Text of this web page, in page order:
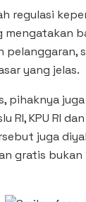
regulasi
mengatakan
pelanggaran,
yang jelas.
pihaknya
RI, KPU RI
juga
gratis